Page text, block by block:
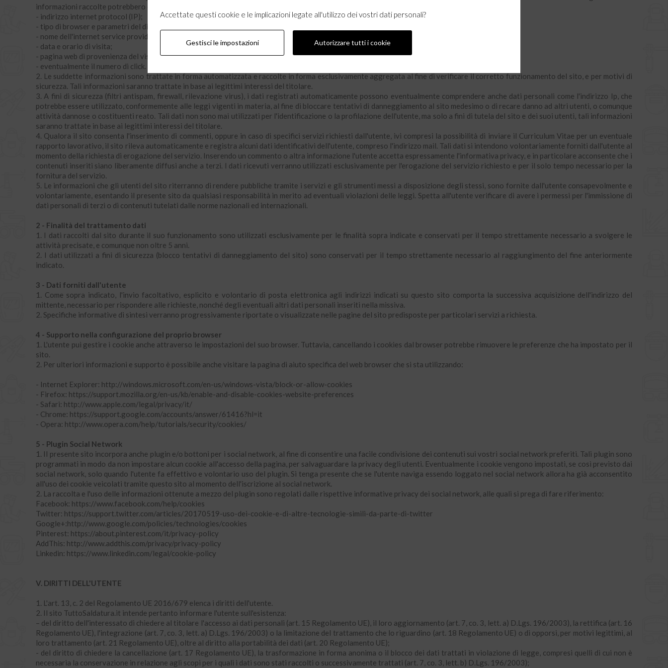
informazioni raccolte potrebbero essere le seguenti:
- indirizzo internet protocol (IP);
- tipo di browser e parametri del dispositivo usato per connettersi al sito;
- nome dell'internet service provider (ISP);
- data e orario di visita;
- pagina web di provenienza del visitatore (referral) e di uscita;
- eventualmente il numero di click.
2. Le suddette informazioni sono trattate in forma automatizzata e raccolte in forma esclusivamente aggregata al fine di verificare il corretto funzionamento del sito, e per motivi di
sicurezza. Tali informazioni saranno trattate in base ai legittimi interessi del titolare.
3. A fini di sicurezza (filtri antispam, firewall, rilevazione virus), i dati registrati automaticamente possono eventualmente comprendere anche dati personali come l'indirizzo Ip, che
potrebbe essere utilizzato, conformemente alle leggi vigenti in materia, al fine di bloccare tentativi di danneggiamento al sito medesimo o di recare danno ad altri utenti, o comunque
attività dannose o costituenti reato. Tali dati non sono mai utilizzati per l'identificazione o la profilazione dell'utente, ma solo a fini di tutela del sito e dei suoi utenti, tali informazioni
saranno trattate in base ai legittimi interessi del titolare.
4. Qualora il sito consenta l'inserimento di commenti, oppure in caso di specifici servizi richiesti dall'utente, ivi compresi la possibilità di inviare il Curriculum Vitae per un eventuale
rapporto lavorativo, il sito rileva automaticamente e registra alcuni dati identificativi dell'utente, compreso l'indirizzo mail. Tali dati si intendono volontariamente forniti dall'utente al
momento della richiesta di erogazione del servizio. Inserendo un commento o altra informazione l'utente accetta espressamente l'informativa privacy, e in particolare acconsente che i
contenuti inseriti siano liberamente diffusi anche a terzi. I dati ricevuti verranno utilizzati esclusivamente per l'erogazione del servizio richiesto e per il solo tempo necessario per la
fornitura del servizio.
5. Le informazioni che gli utenti del sito riterranno di rendere pubbliche tramite i servizi e gli strumenti messi a disposizione degli stessi, sono fornite dall'utente consapevolmente e
volontariamente, esentando il presente sito da qualsiasi responsabilità in merito ad eventuali violazioni delle leggi. Spetta all'utente verificare di avere i permessi per l'immissione di
dati personali di terzi o di contenuti tutelati dalle norme nazionali ed internazionali.
2 - Finalità del trattamento dati
1. I dati raccolti dal sito durante il suo funzionamento sono utilizzati esclusivamente per le finalità sopra indicate e conservati per il tempo strettamente necessario a svolgere le
attività precisate, e comunque non oltre 5 anni.
2. I dati utilizzati a fini di sicurezza (blocco tentativi di danneggiamento del sito) sono conservati per il tempo strettamente necessario al raggiungimento del fine anteriormente
indicato.
3 - Dati forniti dall'utente
1. Come sopra indicato, l'invio facoltativo, esplicito e volontario di posta elettronica agli indirizzi indicati su questo sito comporta la successiva acquisizione dell'indirizzo del
mittente, necessario per rispondere alle richieste, nonché degli eventuali altri dati personali inseriti nella missiva.
2. Specifiche informative di sintesi verranno progressivamente riportate o visualizzate nelle pagine del sito predisposte per particolari servizi a richiesta.
4 - Supporto nella configurazione del proprio browser
1. L'utente puì gestire i cookie anche attraverso le impostazioni del suo browser. Tuttavia, cancellando i cookies dal browser potrebbe rimuovere le preferenze che ha impostato per il
sito.
2. Per ulteriori informazioni e supporto è possibile anche visitare la pagina di aiuto specifica del web browser che si sta utilizzando:
- Internet Explorer: http://windows.microsoft.com/en-us/windows-vista/block-or-allow-cookies
- Firefox: https://support.mozilla.org/en-us/kb/enable-and-disable-cookies-website-preferences
- Safari: http://www.apple.com/legal/privacy/it/
- Chrome: https://support.google.com/accounts/answer/61416?hl=it
- Opera: http://www.opera.com/help/tutorials/security/cookies/
5 - Plugin Social Network
1. Il presente sito incorpora anche plugin e/o bottoni per i social network, al fine di consentire una facile condivisione dei contenuti sui vostri social network preferiti. Tali plugin sono
programmati in modo da non impostare alcun cookie all'accesso della pagina, per salvaguardare la privacy degli utenti. Eventualmente i cookie vengono impostati, se così previsto dai
social network, solo quando l'utente fa effettivo e volontario uso del plugin. Si tenga presente che se l'utente naviga essendo loggato nel social network allora ha già acconsentito
all'uso dei cookie veicolati tramite questo sito al momento dell'iscrizione al social network.
2. La raccolta e l'uso delle informazioni ottenute a mezzo del plugin sono regolati dalle rispettive informative privacy dei social network, alle quali si prega di fare riferimento:
Facebook: https://www.facebook.com/help/cookies
Twitter: https://support.twitter.com/articles/20170519-uso-dei-cookie-e-di-altre-tecnologie-simili-da-parte-di-twitter
Google+:http://www.google.com/policies/technologies/cookies
Pinterest: https://about.pinterest.com/it/privacy-policy
AddThis: http://www.addthis.com/privacy/privacy-policy
Linkedin: https://www.linkedin.com/legal/cookie-policy
V. DIRITTI DELL'UTENTE
1. L'art. 13, c. 2 del Regolamento UE 2016/679 elenca i diritti dell'utente.
2. Il sito TuttoSaldatura.it intende pertanto informare l'utente sull'esistenza:
– del diritto dell'interessato di chiedere al titolare l'accesso ai dati personali (art. 15 Regolamento UE), il loro aggiornamento (art. 7, co. 3, lett. a) D.Lgs. 196/2003), la rettifica (art. 16
Regolamento UE), l'integrazione (art. 7, co. 3, lett. a) D.Lgs. 196/2003) o la limitazione del trattamento che lo riguardino (art. 18 Regolamento UE) o di opporsi, per motivi legittimi, al
loro trattamento (art. 21 Regolamento UE), oltre al diritto alla portabilità dei dati (art. 20 Regolamento UE);
- del diritto di chiedere la cancellazione (art. 17 Regolamento UE), la trasformazione in forma anonima o il blocco dei dati trattati in violazione di legge, compresi quelli di cui non è
necessaria la conservazione in relazione agli scopi per i quali i dati sono stati raccolti o successivamente trattati (art. 7, co. 3, lett. b) D.Lgs. 196/2003);
Accettate questi cookie e le implicazioni legate all'utilizzo dei vostri dati personali?
Gestisci le impostazioni Autorizzare tutti i cookie